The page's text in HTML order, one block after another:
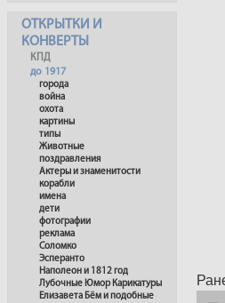
ОТКРЫТКИ И
КОНВЕРТЫ
КПД
до 1917
города
война
охота
картины
типы
Животные
поздравления
Актеры и знаменитости
корабли
имена
дети
фотографии
реклама
Соломко
Эсперанто
Наполеон и 1812 год
Лубочные Юмор Карикатуры
Елизавета Бём и подобные